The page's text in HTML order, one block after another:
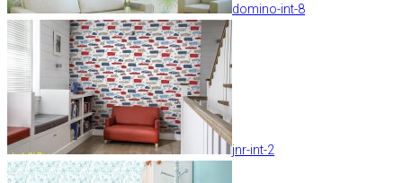
domino-int-8
jnr-int-2